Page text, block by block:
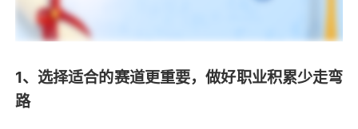
1、选择适合的赛道更重要，做好职业积累少走弯
路